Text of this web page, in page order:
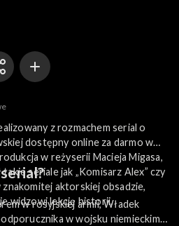
z rozmachem serial o
dostępny online za darmo w
w reżyserii Macieja Migasa,
seriale jak „Komisarz Alex” czy
znakomitej aktorskiej obsadzie,
widzowi lekcję historii.
w rosyjskiej armii, Władek
w wojsku niemieckim,